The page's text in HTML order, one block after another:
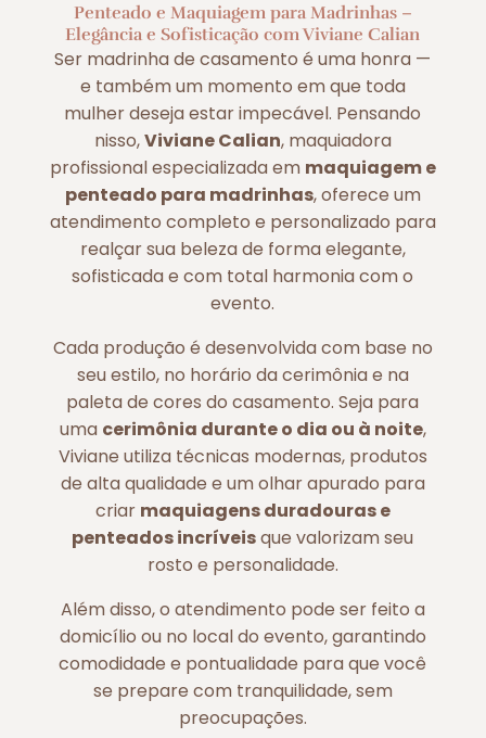
Penteado e Maquiagem para Madrinhas –
Elegância e Sofisticação com Viviane Calian
Ser madrinha de casamento é uma honra —
e também um momento em que toda
mulher deseja estar impecável. Pensando
nisso,Viviane Calian, maquiadora
profissional especializada em maquiagem e
penteado para madrinhas, oferece um
atendimento completo e personalizado para
realçar sua beleza de forma elegante,
sofisticada e com total harmonia com o
evento.
Cada produção é desenvolvida com base no
seu estilo, no horário da cerimônia e na
paleta de cores do casamento. Seja para
uma cerimônia durante o dia ou à noite,
Viviane utiliza técnicas modernas, produtos
de alta qualidade e um olhar apurado para
criar maquiagens duradouras e
penteados incríveisque valorizam seu
rosto e personalidade.
Além disso, o atendimento pode ser feito a
domicílio ou no local do evento, garantindo
comodidade e pontualidade para que você
se prepare com tranquilidade, sem
preocupações.